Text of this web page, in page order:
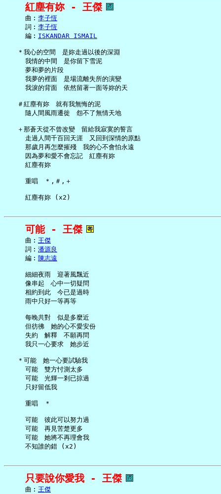
紅塵有妳 - 王傑
     曲︰
李子恆
     詞︰
李子恆
     編︰
ISKANDAR ISMAIL
   ＊我心的空間　是妳走過以後的深淵
     我情的中間　是你留下雪泥
     夢和夢的片段
     我夢的裡面　是場流離失所的演變
     我淚的背面　依然留著一面等妳的天
   ＃紅塵有妳　就有我無悔的泥
     隨人間風雨遷徙　怨不了無情天地
   ＋那蒼天從不曾改變　留給我寂寞的誓言
     走過人間千百回天涯　又回到深情的原點
     那歲月再怎麼摧殘　我的心不會怕永遠
     因為夢和愛不會忘記　紅塵有妳
     紅塵有妳
     重唱　＊,＃,＋
可能 - 王傑
     曲︰
王傑
     詞︰
潘源良
     編︰
陳志遠
     細細夜雨　迎著風飄近
     像串起　心中一切疑問
     相約到此　今已是過時
     雨中只好一等再等
     每晚共對　似是多麼近
     但彷彿　她的心不愛安份
     失約　解釋　不願再問
     我只一心要求　她步近
   ＊可能　她一心要試驗我
     可能　雙方忖測太多
     可能　光輝一剎已掠過
     只好留低我
     重唱　＊
     可能　彼此可以努力過
     可能　再見苦楚更多
     可能　她將不再理會我
只要說你愛我 - 王傑
     曲︰
王傑